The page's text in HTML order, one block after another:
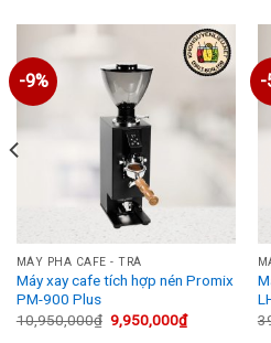
-9%
MÁY PHA CAFE - TRÀ
Máy xay cafe tích hợp nén Promix
PM-900 Plus
10,950,000₫ Giá
gốc
9,950,000₫Giá
hiện
-